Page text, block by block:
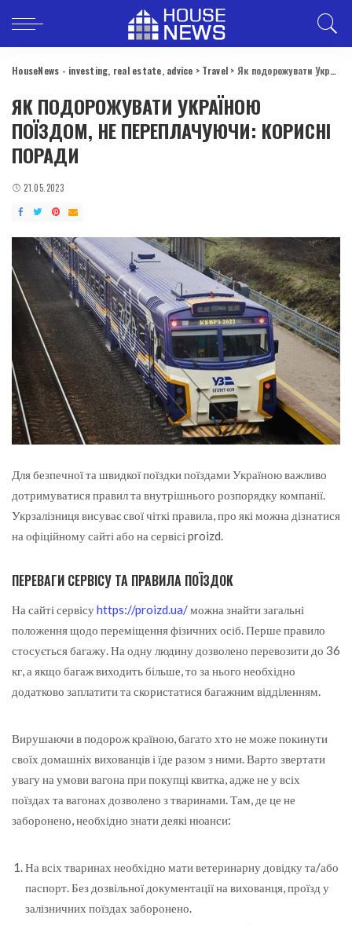
HouseNews - investing, real estate, advice > Travel > Як подорожувати Україною поїздом, не переплачуючи: корисні поради
ЯК ПОДОРОЖУВАТИ УКРАЇНОЮ
ПОЇЗДОМ, НЕ ПЕРЕПЛАЧУЮЧИ: КОРИСНІ
ПОРАДИ
21.05.2023
Для безпечної та швидкої поїздки поїздами Україною важливо
дотримуватися правил та внутрішнього розпорядку компанії.
Укрзалізниця висуває свої чіткі правила, про які можна дізнатися
на офіційному сайті або на сервісі proizd.
ПЕРЕВАГИ СЕРВІСУ ТА ПРАВИЛА ПОЇЗДОК
На сайті сервісуhttps://proizd.ua/можна знайти загальні
положення щодо переміщення фізичних осіб. Перше правило
стосується багажу. На одну людину дозволено перевозити до 36
кг, а якщо багаж виходить більше, то за нього необхідно
додатково заплатити та скористатися багажним відділенням.
Вирушаючи в подорож країною, багато хто не може покинути
своїх домашніх вихованців і їде разом з ними. Варто звертати
увагу на умови вагона при покупці квитка, адже не у всіх
поїздах та вагонах дозволено з тваринами. Там, де це не
заборонено, необхідно знати деякі нюанси:
На всіх тваринах необхідно мати ветеринарну довідку та/або
паспорт. Без дозвільної документації на вихованця, проїзд у
залізничних поїздах заборонено.